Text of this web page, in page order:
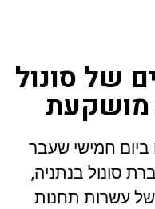
של סונול
מושקעת
חמישי שעבר
סונול בנתניה,
עשרות תחנות